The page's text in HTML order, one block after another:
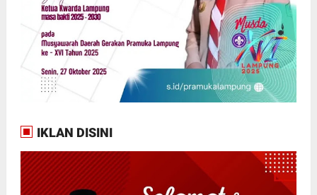
IKLAN DISINI